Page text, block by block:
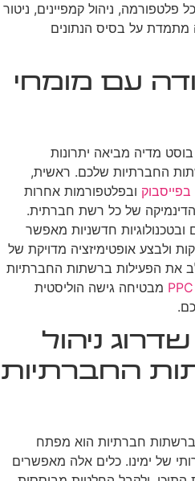
פלטפורמה, ניהול קמפיינים, ניטור
מתמדת על בסיס הנתונים
עם מומחי
מדיה מביאה יתרונות
החברתיות שלכם. ראשית,
בפייסבוק ובפלטפורמות אחרות
של כל רשת חברתית.
חדשניות מאפשר
ולבצע אופטימיזציה מדויקת של
את הפעילות ברשתות החברתיות
מבטיחה גישה הוליסטית
ניהול
החברתיות
ברשתות חברתיות הוא מפתח
של ימינו. כלים אלה מאפשרים